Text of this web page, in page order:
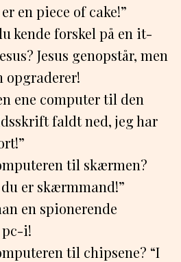
en piece of cake!”
kende forskel på en it-
Jesus genopstår, men
opgraderer!
ene computer til den
faldt ned, jeg har
til skærmen?
du er skærmmand!”
en spionerende
pc-i!
til chipsene? “I